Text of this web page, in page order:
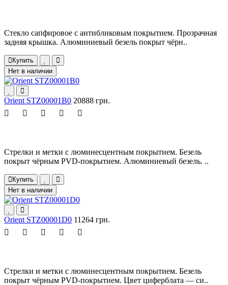
Стекло сапфировое с антибликовым покрытием. Прозрачная
задняя крышка. Алюминиевый безель покрыт чёрн..
Купить
Нет в наличии
Orient STZ00001B0 20888 грн.
Стрелки и метки с люминесцентным покрытием. Безель
покрыт чёрным PVD-покрытием. Алюминиевый безель. ..
Купить
Нет в наличии
Orient STZ00001D0 11264 грн.
Стрелки и метки с люминесцентным покрытием. Безель
покрыт чёрным PVD-покрытием. Цвет циферблата — си..